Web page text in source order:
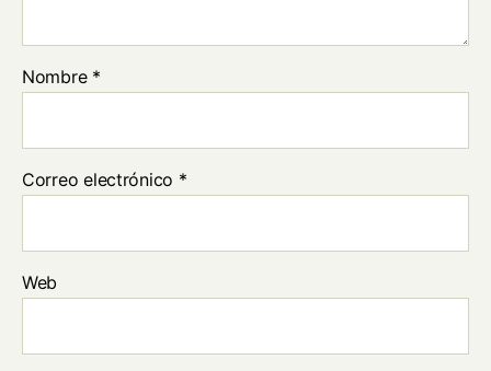
Nombre *
Correo electrónico *
Web